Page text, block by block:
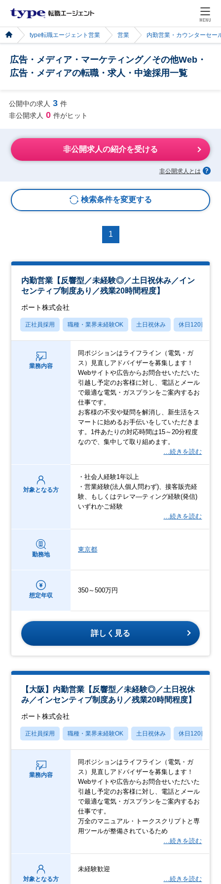
MENU
type転職エージェント営業 営業 内勤営業・カウンターセー
広告・メディア・マーケティング／その他Web・
広告・メディアの転職・求人・中途採用一覧
公開中の求人 3 件
非公開求人 0 件がヒット
非公開求人の紹介を受ける
非公開求人とは
検索条件を変更する
1
内勤営業【反響型／未経験◎／土日祝休み／イン
センティブ制度あり／残業20時間程度】
ポート株式会社
正社員採用 職種・業界未経験OK 土日祝休み 休日120日以上
業務内容
同ポジションはライフライン（電気・ガ
ス）見直しアドバイザーを募集します！
Webサイトや広告からお問合せいただいた
引越し予定のお客様に対し、電話とメール
で最適な電気・ガスプランをご案内するお
仕事です。
お客様の不安や疑問を解消し、新生活をス
マートに始めるお手伝いをしていただきま
す。1件あたりの対応時間は15～20分程度
なので、集中して取り組めます。
…続きを読む
対象となる方
・社会人経験1年以上
・営業経験(法人個人問わず)、接客販売経
験、もしくはテレマ―ティング経験(発信)
いずれかご経験
…続きを読む
勤務地
東京都
想定年収
350～500万円
詳しく見る
【大阪】内勤営業【反響型／未経験◎／土日祝休
み／インセンティブ制度あり／残業20時間程度】
ポート株式会社
正社員採用 職種・業界未経験OK 土日祝休み 休日120日以上
業務内容
同ポジションはライフライン（電気・ガ
ス）見直しアドバイザーを募集します！
Webサイトや広告からお問合せいただいた
引越し予定のお客様に対し、電話とメール
で最適な電気・ガスプランをご案内するお
仕事です。
万全のマニュアル・トークスクリプトと専
用ツールが整備されているため
…続きを読む
対象となる方
未経験歓迎
…続きを読む